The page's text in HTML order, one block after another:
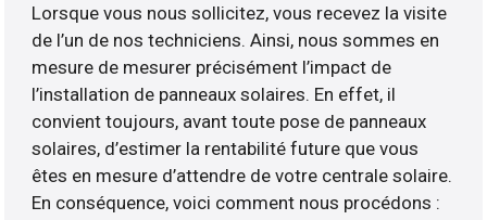
Lorsque vous nous sollicitez, vous recevez la visite
de l’un de nos techniciens. Ainsi, nous sommes en
mesure de mesurer précisément l’impact de
l’installation de panneaux solaires. En effet, il
convient toujours, avant toute pose de panneaux
solaires, d’estimer la rentabilité future que vous
êtes en mesure d’attendre de votre centrale solaire.
En conséquence, voici comment nous procédons :